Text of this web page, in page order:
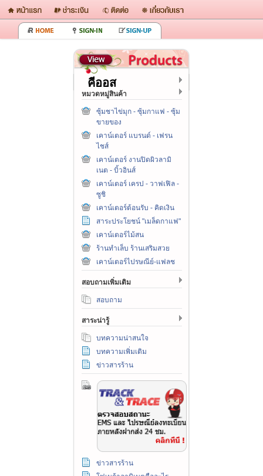
คีออส
หมวดหมู่สินค้า
ซุ้มชาไข่มุก - ซุ้มกาแฟ - ซุ้ม
ขายของ
เคาน์เตอร์ แบรนด์ - เฟรน
ไชส์
เคาน์เตอร์ งานปิดผิวลามิ
เนต - บิ้วอินส์
เคาน์เตอร์ เครป - วาฟเฟิล -
ซูชิ
เคาน์เตอร์ต้อนรับ - คิดเงิน
สาระประโยชน์ "เมล็ดกาแฟ"
เคาน์เตอร์ไม้สน
ร้านทำเล็บ ร้านเสริมสวย
เคาน์เตอร์ไปรษณีย์-แฟลช
สอบถามเพิ่มเติม
สอบถาม
สาระน่ารู้
บทความน่าสนใจ
บทความเพิ่มเติม
ข่าวสารร้าน
ข่าวสารร้าน